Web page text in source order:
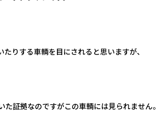
りする車輌を目にされると思いますが、
た証拠なのですがこの車輌には見られません。